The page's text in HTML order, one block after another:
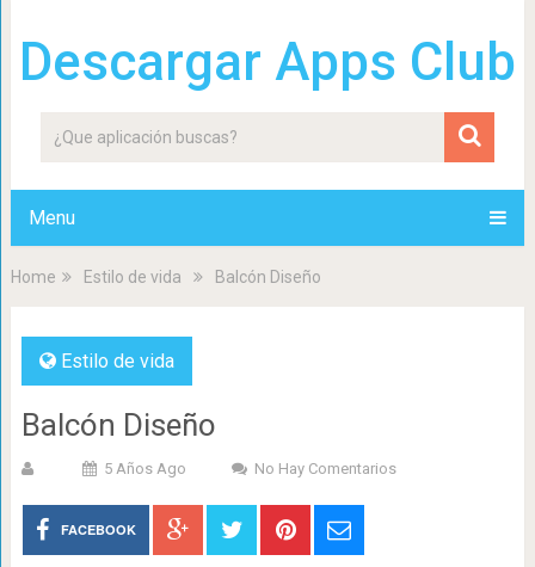
Descargar Apps Club
Menu
Home Estilo de vida Balcón Diseño
Estilo de vida
Balcón Diseño
5 Años Ago No Hay Comentarios
FACEBOOK